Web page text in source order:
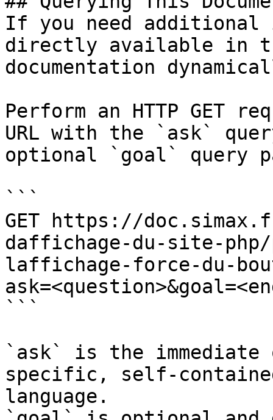
If you need
directly available in
documentation
Perform an HTTP GET
URL with the `ask`
optional `goal` query
```
GET https://
daffichage-du-site-
laffichage-force-du-
```
`ask` is the
specific, self-
language.